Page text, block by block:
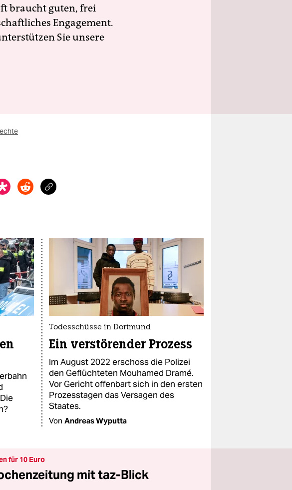
braucht guten, frei
Engagement.
Sie unsere
Todesschüsse in Dortmund
Ein verstörender Prozess
Im August 2022 erschoss die Polizei
den Geflüchteten Mouhamed Dramé.
Vor Gericht offenbart sich in den ersten
Prozesstagen das Versagen des
Staates.
Von Andreas Wyputta
für 10 Euro
mit taz-Blick